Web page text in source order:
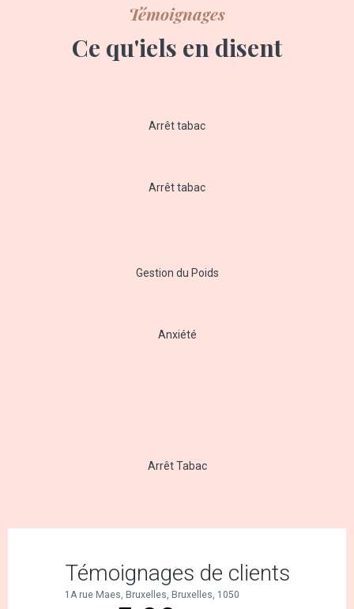
Témoignages
Ce qu'iels en disent
Arrêt tabac
Arrêt tabac
Gestion du Poids
Anxiété
Arrêt Tabac